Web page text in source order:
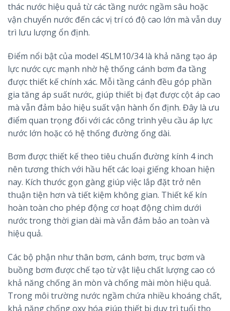
thác nước hiệu quả từ các tầng nước ngầm sâu hoặc
vận chuyển nước đến các vị trí có độ cao lớn mà vẫn duy
trì lưu lượng ổn định.
Điểm nổi bật của model 4SLM10/34 là khả năng tạo áp
lực nước cực mạnh nhờ hệ thống cánh bơm đa tầng
được thiết kế chính xác. Mỗi tầng cánh đều góp phần
gia tăng áp suất nước, giúp thiết bị đạt được cột áp cao
mà vẫn đảm bảo hiệu suất vận hành ổn định. Đây là ưu
điểm quan trọng đối với các công trình yêu cầu áp lực
nước lớn hoặc có hệ thống đường ống dài.
Bơm được thiết kế theo tiêu chuẩn đường kính 4 inch
nên tương thích với hầu hết các loại giếng khoan hiện
nay. Kích thước gọn gàng giúp việc lắp đặt trở nên
thuận tiện hơn và tiết kiệm không gian. Thiết kế kín
hoàn toàn cho phép động cơ hoạt động chìm dưới
nước trong thời gian dài mà vẫn đảm bảo an toàn và
hiệu quả.
Các bộ phận như thân bơm, cánh bơm, trục bơm và
buồng bơm được chế tạo từ vật liệu chất lượng cao có
khả năng chống ăn mòn và chống mài mòn hiệu quả.
Trong môi trường nước ngầm chứa nhiều khoáng chất,
khả năng chống oxy hóa giúp thiết bị duy trì tuổi thọ